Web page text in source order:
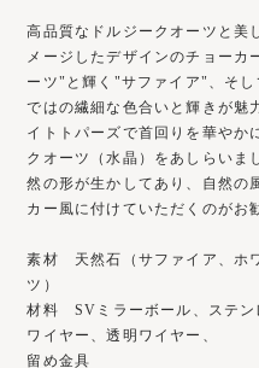
高品質なドルジークオーツと美
メージしたデザインのチョーカ
ーツ"と輝く"サファイア"、そ
ではの繊細な色合いと輝きが魅
イトトパーズで首回りを華やか
クオーツ（水晶）をあしらいま
然の形が生かしてあり、自然の
カー風に付けていただくのがお
素材 天然石（サファイア、ホ
ツ）
材料 SVミラーボール、ステン
ワイヤー、透明ワイヤー、
留め金具